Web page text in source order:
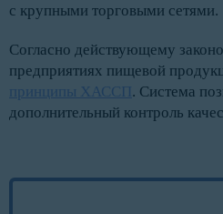
с крупными торговыми сетями.
Согласно действующему
предприятиях пищевой
принципы ХАССП. Система
дополнительный контроль